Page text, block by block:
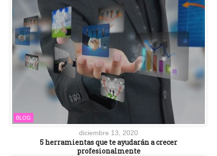
BLOG
diciembre 13, 2020
5 herramientas que te ayudarán a crecer
profesionalmente